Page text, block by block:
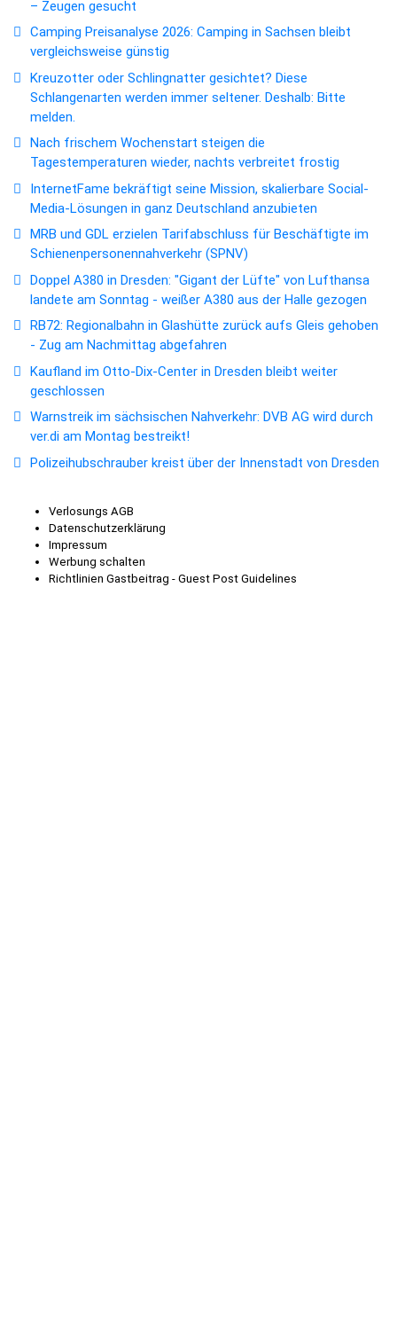
– Zeugen gesucht
Camping Preisanalyse 2026: Camping in Sachsen bleibt
vergleichsweise günstig
Kreuzotter oder Schlingnatter gesichtet? Diese
Schlangenarten werden immer seltener. Deshalb: Bitte
melden.
Nach frischem Wochenstart steigen die
Tagestemperaturen wieder, nachts verbreitet frostig
InternetFame bekräftigt seine Mission, skalierbare Social-
Media-Lösungen in ganz Deutschland anzubieten
MRB und GDL erzielen Tarifabschluss für Beschäftigte im
Schienenpersonennahverkehr (SPNV)
Doppel A380 in Dresden: "Gigant der Lüfte" von Lufthansa
landete am Sonntag - weißer A380 aus der Halle gezogen
RB72: Regionalbahn in Glashütte zurück aufs Gleis gehoben
- Zug am Nachmittag abgefahren
Kaufland im Otto-Dix-Center in Dresden bleibt weiter
geschlossen
Warnstreik im sächsischen Nahverkehr: DVB AG wird durch
ver.di am Montag bestreikt!
Polizeihubschrauber kreist über der Innenstadt von Dresden
Verlosungs AGB
Datenschutzerklärung
Impressum
Werbung schalten
Richtlinien Gastbeitrag - Guest Post Guidelines